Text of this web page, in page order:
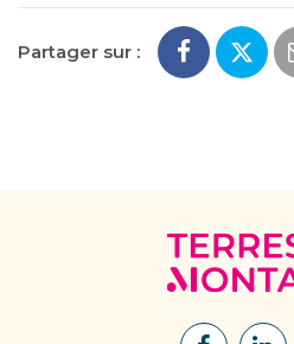
Partager sur :